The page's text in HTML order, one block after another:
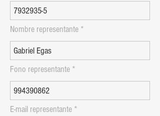
Nombre representante
Fono representante
E-mail representante